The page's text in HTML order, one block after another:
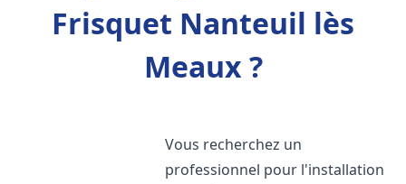
Frisquet Nanteuil lès
Meaux ?
Vous recherchez un
professionnel pour l'installation